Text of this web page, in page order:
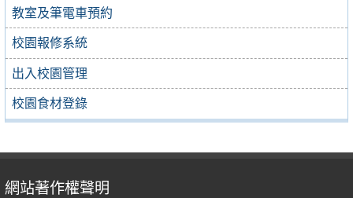
教室及筆電車預約
校園報修系統
出入校園管理
校園食材登錄
網站著作權聲明